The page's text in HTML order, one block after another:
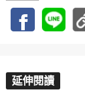
延伸閱讀